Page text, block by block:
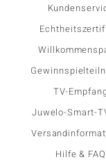
TV-
Juwelo-Smart-
Hilfe & FAQ